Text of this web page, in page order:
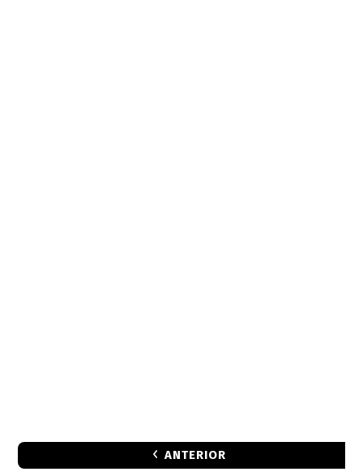
ANTERIOR